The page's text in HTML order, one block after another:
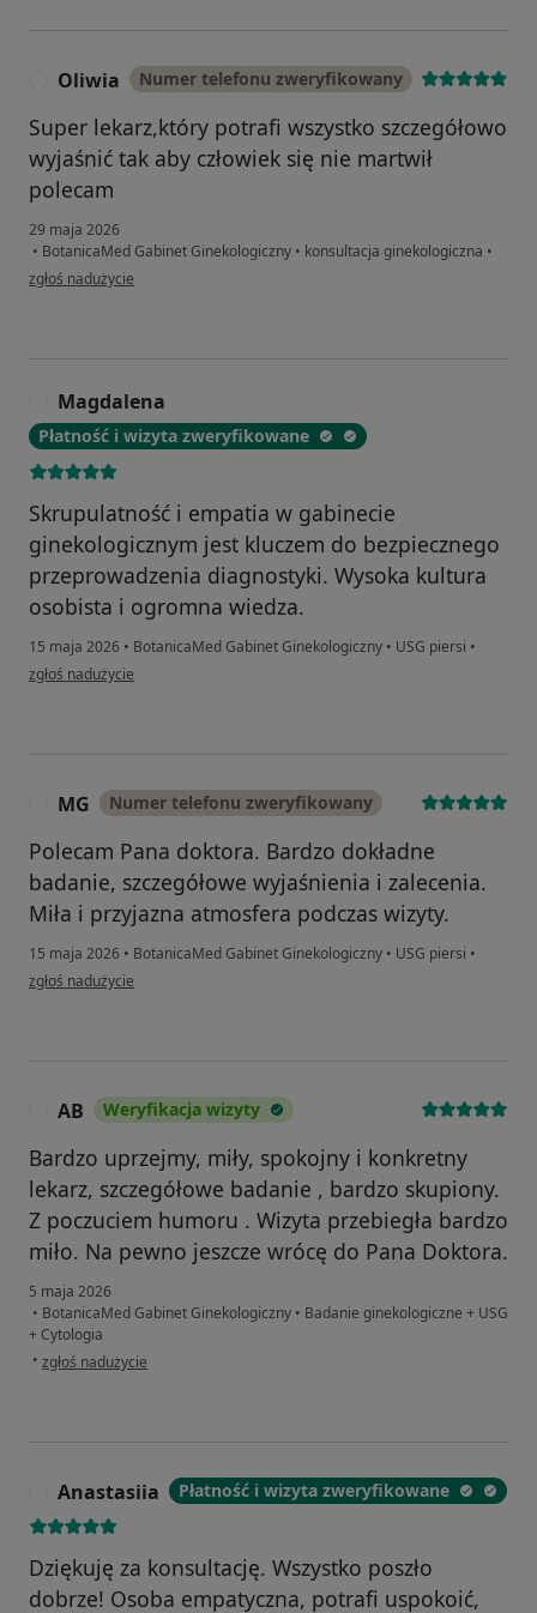
Oliwia Numer telefonu zweryfikowany
Super lekarz,który potrafi wszystko szczegółowo
wyjaśnić tak aby człowiek się nie martwił
polecam
29 maja 2026
• BotanicaMed Gabinet Ginekologiczny • konsultacja ginekologiczna •
w opinii użytkownika Oliwia
zgłoś nadużycie
Magdalena
Płatność i wizyta zweryfikowane
Skrupulatność i empatia w gabinecie
ginekologicznym jest kluczem do bezpiecznego
przeprowadzenia diagnostyki. Wysoka kultura
osobista i ogromna wiedza.
15 maja 2026 • BotanicaMed Gabinet Ginekologiczny • USG piersi •
w opinii użytkownika Magdalena
zgłoś nadużycie
MG Numer telefonu zweryfikowany
Polecam Pana doktora. Bardzo dokładne
badanie, szczegółowe wyjaśnienia i zalecenia.
Miła i przyjazna atmosfera podczas wizyty.
15 maja 2026 • BotanicaMed Gabinet Ginekologiczny • USG piersi •
w opinii użytkownika MG
zgłoś nadużycie
AB Weryfikacja wizyty
Bardzo uprzejmy, miły, spokojny i konkretny
lekarz, szczegółowe badanie , bardzo skupiony.
Z poczuciem humoru . Wizyta przebiegła bardzo
miło. Na pewno jeszcze wrócę do Pana Doktora.
5 maja 2026
• BotanicaMed Gabinet Ginekologiczny • Badanie ginekologiczne + USG
+ Cytologia
• w opinii użytkownika AB
zgłoś nadużycie
Anastasiia Płatność i wizyta zweryfikowane
Dziękuję za konsultację. Wszystko poszło
dobrze! Osoba empatyczna, potrafi uspokoić,